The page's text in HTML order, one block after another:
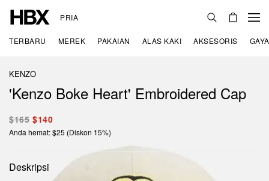
PRIA
TERBARU MEREK PAKAIAN ALAS KAKI AKSESORIS
KENZO
'Kenzo Boke Heart' Embroidered Cap
$165 $140
Anda hemat: $25 (Diskon 15%)
Deskripsi